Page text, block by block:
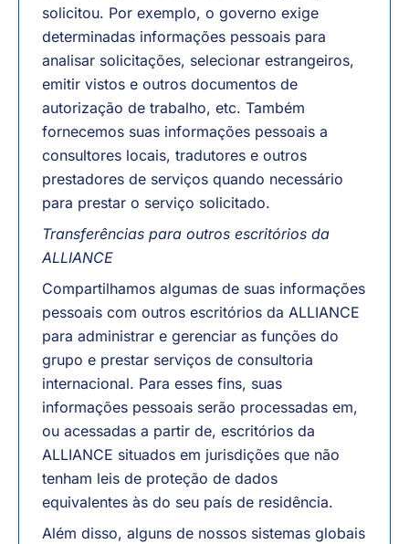
solicitou. Por exemplo, o governo exige
determinadas informações pessoais para
analisar solicitações, selecionar estrangeiros,
emitir vistos e outros documentos de
autorização de trabalho, etc. Também
fornecemos suas informações pessoais a
consultores locais, tradutores e outros
prestadores de serviços quando necessário
para prestar o serviço solicitado.
Transferências para outros escritórios da
ALLIANCE
Compartilhamos algumas de suas informações
pessoais com outros escritórios da ALLIANCE
para administrar e gerenciar as funções do
grupo e prestar serviços de consultoria
internacional. Para esses fins, suas
informações pessoais serão processadas em,
ou acessadas a partir de, escritórios da
ALLIANCE situados em jurisdições que não
tenham leis de proteção de dados
equivalentes às do seu país de residência.
Além disso, alguns de nossos sistemas globais